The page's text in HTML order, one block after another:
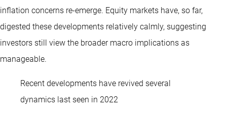
inflation concerns re-emerge. Equity markets have, so far,
digested these developments relatively calmly, suggesting
investors still view the broader macro implications as
manageable.
Recent developments have revived several
dynamics last seen in 2022